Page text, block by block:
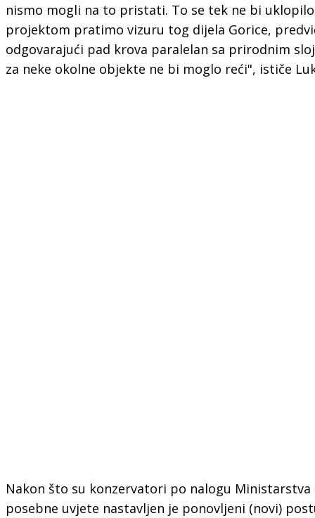
nismo mogli na to pristati. To se tek ne bi
projektom pratimo vizuru tog dijela Gorice,
odgovarajući pad krova paralelan sa prirodnim
za neke okolne objekte ne bi moglo reći", ističe
Nakon što su konzervatori po nalogu
posebne uvjete nastavljen je ponovljeni (novi)